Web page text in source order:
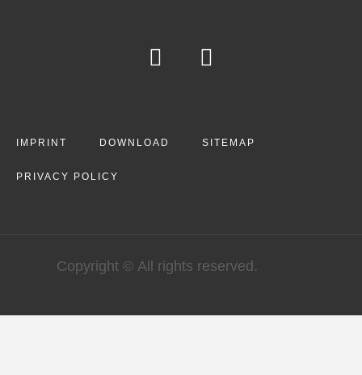
IMPRINT DOWNLOAD SITEMAP
PRIVACY POLICY
Copyright © All rights reserved.